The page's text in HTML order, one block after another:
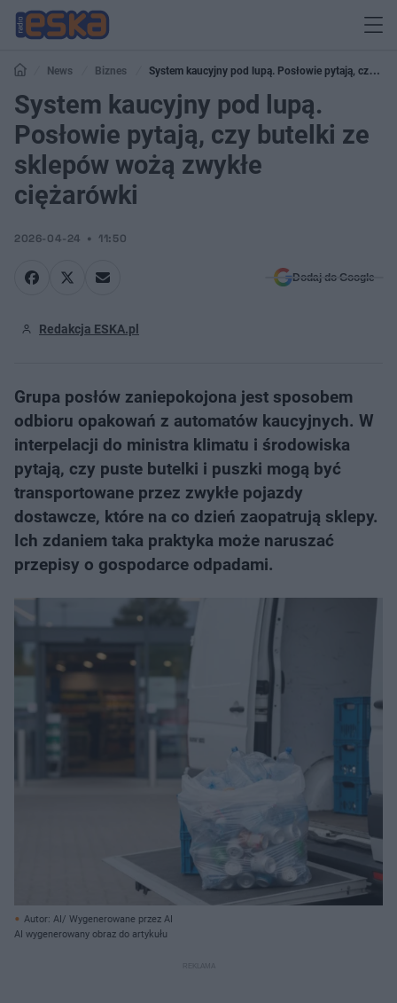
News Biznes
System kaucyjny pod lupą. Posłowie pytają, czy
butelki ze sklepów wożą zwykłe ciężarówki
System kaucyjny pod lupą.
Posłowie pytają, czy butelki ze
sklepów wożą zwykłe
ciężarówki
2026-04-24 11:50
Dodaj do Google
Redakcja ESKA.pl
Grupa posłów zaniepokojona jest sposobem
odbioru opakowań z automatów kaucyjnych. W
interpelacji do ministra klimatu i środowiska
pytają, czy puste butelki i puszki mogą być
transportowane przez zwykłe pojazdy
dostawcze, które na co dzień zaopatrują sklepy.
Ich zdaniem taka praktyka może naruszać
przepisy o gospodarce odpadami.
Autor: AI/ Wygenerowane przez AI
AI wygenerowany obraz do artykułu